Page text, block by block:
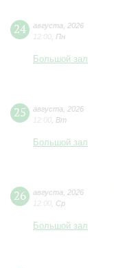
24 августа
2026
12:00 Пн
Большой зал
25 августа
2026
12:00 Вт
Большой зал
26 августа
2026
12:00 Ср
Большой зал